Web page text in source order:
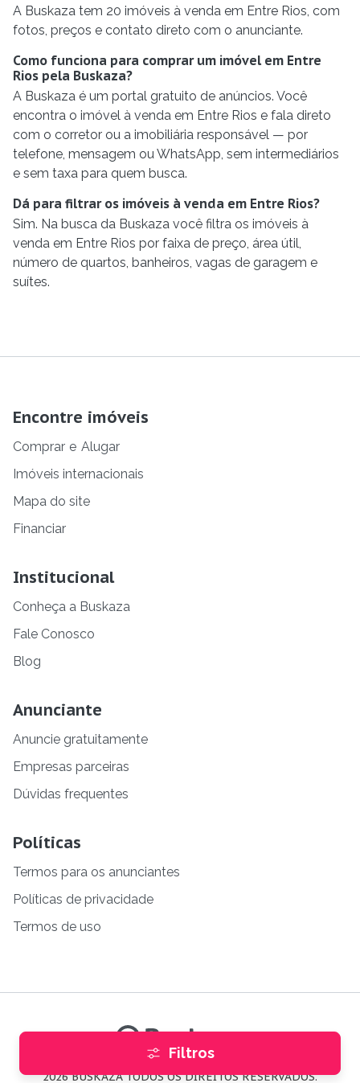
Filtros
A Buskaza tem 20 imóveis à venda em Entre Rios, com
fotos, preços e contato direto com o anunciante.
Como funciona para comprar um imóvel em Entre
Rios pela Buskaza?
A Buskaza é um portal gratuito de anúncios. Você
encontra o imóvel à venda em Entre Rios e fala direto
com o corretor ou a imobiliária responsável — por
telefone, mensagem ou WhatsApp, sem intermediários
e sem taxa para quem busca.
Dá para filtrar os imóveis à venda em Entre Rios?
Sim. Na busca da Buskaza você filtra os imóveis à
venda em Entre Rios por faixa de preço, área útil,
número de quartos, banheiros, vagas de garagem e
suítes.
Encontre imóveis
Comprar e Alugar
Imóveis internacionais
Mapa do site
Financiar
Institucional
Conheça a Buskaza
Fale Conosco
Blog
Anunciante
Anuncie gratuitamente
Empresas parceiras
Dúvidas frequentes
Políticas
Termos para os anunciantes
Políticas de privacidade
Termos de uso
2026 BUSKAZA TODOS OS DIREITOS RESERVADOS.